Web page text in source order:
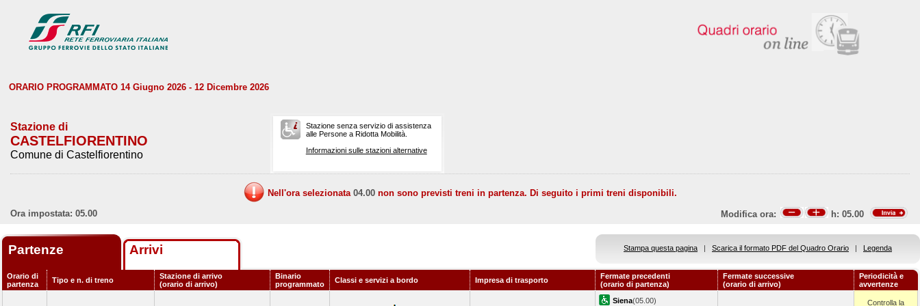
ORARIO PROGRAMMATO 14 Giugno 2026 - 12 Dicembre 2026
Stazione di
CASTELFIORENTINO
Comune di Castelfiorentino
Stazione senza servizio di assistenza
alle Persone a Ridotta Mobilità.
Informazioni sulle stazioni alternative
Nell'ora selezionata 04.00 non sono previsti treni in partenza. Di seguito i primi treni disponibili.
Ora impostata: 05.00
Modifica ora: h: 05.00
Partenze Arrivi Stampa questa pagina | Scarica il formato PDF del Quadro Orario | Legenda
Orario di
partenza
Tipo e n. di treno
Stazione di arrivo
(orario di arrivo)
Binario
programmato
Classi e servizi a bordo Impresa di trasporto
Fermate precedenti
(orario di partenza)
Fermate successive
(orario di arrivo)
Periodicità e
avvertenze
Siena(05.00) Controlla la